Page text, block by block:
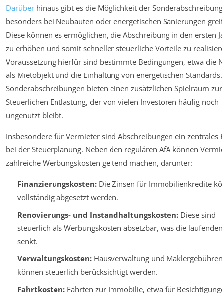
Darüber hinaus gibt es die Möglichkeit der
besonders bei Neubauten oder energetischen Sanierungen
Diese können es ermöglichen, die Abschreibung in den ersten
zu erhöhen und somit schneller steuerliche Vorteile zu
Voraussetzung hierfür sind bestimmte Bedingungen, etwa die
als Mietobjekt und die Einhaltung von energetischen
Sonderabschreibungen bieten einen zusätzlichen Spielraum zur
Steuerlichen Entlastung, der von vielen Investoren häufig noch
ungenutzt bleibt.
Insbesondere für Vermieter sind Abschreibungen ein zentrales
bei der Steuerplanung. Neben den regulären AfA können
zahlreiche Werbungskosten geltend machen, darunter:
Finanzierungskosten:Die Zinsen für Immobilienkredite
vollständig abgesetzt werden.
Renovierungs- und Instandhaltungskosten:Diese sind
steuerlich als Werbungskosten absetzbar, was die
senkt.
Verwaltungskosten:Hausverwaltung und Maklergebühren
können steuerlich berücksichtigt werden.
Fahrtkosten:Fahrten zur Immobilie, etwa für